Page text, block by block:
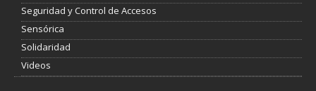
Seguridad y Control de Accesos
Sensórica
Solidaridad
Videos